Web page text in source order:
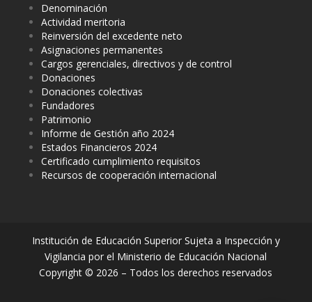
Denominación
Actividad meritoria
Reinversión del excedente neto
Asignaciones permanentes
Cargos gerenciales, directivos y de control
Donaciones
Donaciones colectivas
Fundadores
Patrimonio
Informe de Gestión año 2024
Estados Financieros 2024
Certificado cumplimiento requisitos
Recursos de cooperación internacional
Institución de Educación Superior Sujeta a Inspección y
Vigilancia por el Ministerio de Educación Nacional
Copyright © 2026 – Todos los derechos reservados